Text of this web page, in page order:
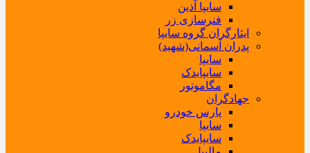
سایپا آذین
فنرسازی زر
ایثارگران گروه سایپا
پدران آسمانی(شهید)
سایپا
سایپایدک
مگاموتور
جهادگران
پارس خودرو
سایپا
سایپایدک